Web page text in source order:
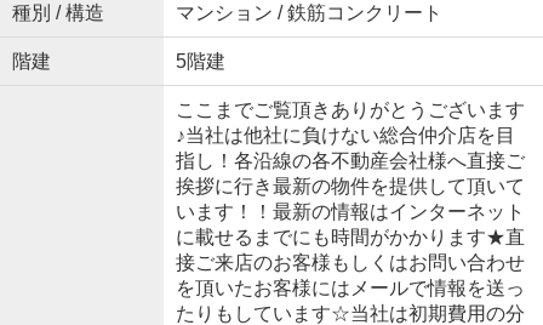
種別 / 構造 マンション / 鉄筋コンクリート
階建 5階建
ここまでご覧頂きありがとうございます
♪当社は他社に負けない総合仲介店を目
指し！各沿線の各不動産会社様へ直接ご
挨拶に行き最新の物件を提供して頂いて
います！！最新の情報はインターネット
に載せるまでにも時間がかかります★直
接ご来店のお客様もしくはお問い合わせ
を頂いたお客様にはメールで情報を送っ
たりもしています☆当社は初期費用の分